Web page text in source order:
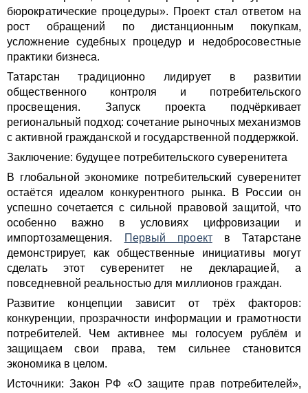
бюрократические процедуры». Проект стал ответом на
рост обращений по дистанционным покупкам,
усложнение судебных процедур и недобросовестные
практики бизнеса.
Татарстан традиционно лидирует в развитии
общественного контроля и потребительского
просвещения. Запуск проекта подчёркивает
региональный подход: сочетание рыночных механизмов
с активной гражданской и государственной поддержкой.
Заключение: будущее потребительского суверенитета
В глобальной экономике потребительский суверенитет
остаётся идеалом конкурентного рынка. В России он
успешно сочетается с сильной правовой защитой, что
особенно важно в условиях цифровизации и
импортозамещения.
Первый проектв Татарстане
демонстрирует, как общественные инициативы могут
сделать этот суверенитет не декларацией, а
повседневной реальностью для миллионов граждан.
Развитие концепции зависит от трёх факторов:
конкуренции, прозрачности информации и грамотности
потребителей. Чем активнее мы голосуем рублём и
защищаем свои права, тем сильнее становится
экономика в целом.
Источники: Закон РФ «О защите прав потребителей»,